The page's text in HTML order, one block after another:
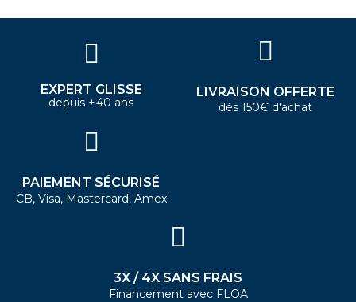
EXPERT GLISSE
depuis +40 ans
LIVRAISON OFFERTE
dès 150€ d'achat
PAIEMENT SÉCURISÉ
CB, Visa, Mastercard, Amex
3X / 4X SANS FRAIS
Financement avec FLOA